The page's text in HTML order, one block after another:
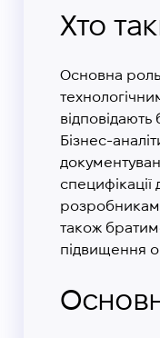
Хто
Основна роль
Бізнес-
також
підвищення